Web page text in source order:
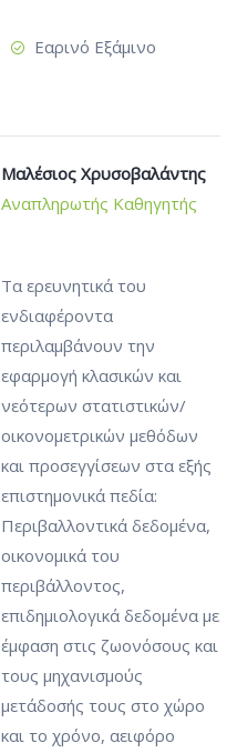
Εαρινό Εξάμινο
Μαλέσιος Χρυσοβαλάντης
Αναπληρωτής Καθηγητής
Τα ερευνητικά του
ενδιαφέροντα
περιλαμβάνουν την
εφαρμογή κλασικών και
νεότερων στατιστικών/
οικονομετρικών μεθόδων
και προσεγγίσεων στα εξής
επιστημονικά πεδία:
Περιβαλλοντικά δεδομένα,
οικονομικά του
περιβάλλοντος,
επιδημιολογικά δεδομένα με
έμφαση στις ζωονόσους και
τους μηχανισμούς
μετάδοσής τους στο χώρο
και το χρόνο, αειφόρο